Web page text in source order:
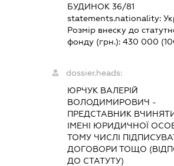
БУДИНОК 36/81
statements.nationality:
Розмір внеску до
фонду (грн.): 430 000
dossier.heads:
ЮРЧУК ВАЛЕРІЙ
ВОЛОДИМИРОВИЧ -
ПРЕДСТАВНИК ВЧИНЯТИ
ІМЕНІ ЮРИДИЧНОЇ
ТОМУ ЧИСЛІ
ДОГОВОРИ ТОЩО
ДО СТАТУТУ)